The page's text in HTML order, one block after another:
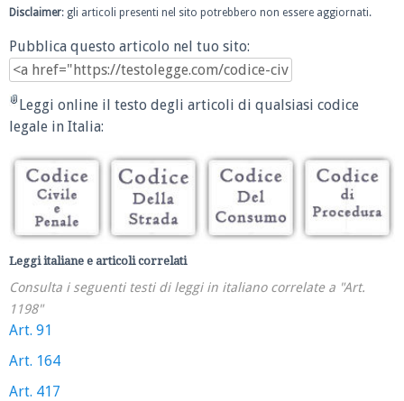
Disclaimer: gli articoli presenti nel sito potrebbero non essere aggiornati.
Pubblica questo articolo nel tuo sito:
Leggi online il testo degli articoli di qualsiasi codice
legale in Italia:
Leggi italiane e articoli correlati
Consulta i seguenti testi di leggi in italiano correlate a "Art.
1198"
Art. 91
Art. 164
Art. 417